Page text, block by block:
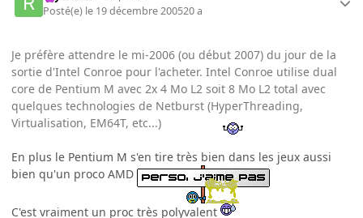
Posté(e) le 19 décembre 200520 a
Je préfère attendre le mi-2006 (ou début 2007) du jour de la
sortie d'Intel Conroe pour l'acheter. Intel Conroe utilise dual
core de Pentium M avec 2x 4 Mo L2 soit 8 Mo L2 total avec
quelques technologies de Netburst (HyperThreading,
Virtualisation, EM64T, etc...)
En plus le Pentium M s'en tire très bien dans les jeux aussi
bien qu'un proco AMD
C'est vraiment un proc très polyvalent